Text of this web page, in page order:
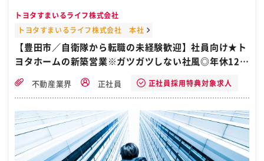
験、半導体プロセス開発から量産現場の改善等に関わる技術業務請負
で、専門技術を駆使し、顧客のお困りごとを解決する商材・サービス
センサー分野の開発・製造に対する、マーケティング業務も担い、新
規事業を創出することがやりがいに繋がっています。 専門的な知識は
配属部署について 営業3名、事務スタッフ2名で構成されております。
通商様100%出資の安定基盤を持っています。また、複数事業展開を
しておりますので、安定した売り上げを確保しております。 ・当社で
は新入社員導入研修の他、OJT（On the Job Training）教育や階層別
研修等を通して人材育成に取り組んでいます。 また資格奨励制度や外
部教育の一部補助等の自己啓発のサポート環境も整えています ・年間
トヨタすまいるライフ株式会社
トヨタすまいるライフ株式会社 本社
【豊田市／自衛隊から転職の未経験歓迎】社員向け★ト
ヨタホームの新築営業※ガツガツしない社風◎年休121
不動産業界 正社員 正社員採用特典対象求人